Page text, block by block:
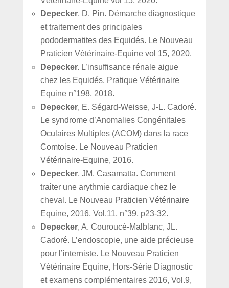
Depecker, D. Pin. Démarche diagnostique
et traitement des principales
pododermatites des Equidés. Le Nouveau
Praticien Vétérinaire-Equine vol 15, 2020.
Depecker. L’insuffisance rénale aigue
chez les Equidés. Pratique Vétérinaire
Equine n°198, 2018.
Depecker, E. Ségard-Weisse, J-L. Cadoré.
Le syndrome d’Anomalies Congénitales
Oculaires Multiples (ACOM) dans la race
Comtoise. Le Nouveau Praticien
Vétérinaire-Equine, 2016.
Depecker, JM. Casamatta. Comment
traiter une arythmie cardiaque chez le
cheval. Le Nouveau Praticien Vétérinaire
Equine, 2016, Vol.11, n°39, p23-32.
Depecker, A. Couroucé-Malblanc, JL.
Cadoré. L’endoscopie, une aide précieuse
pour l’interniste. Le Nouveau Praticien
Vétérinaire Equine, Hors-Série Diagnostic
et examens complémentaires 2016, Vol.9,